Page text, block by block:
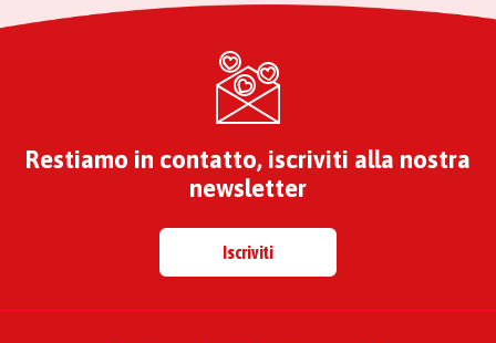
Restiamo in contatto, iscriviti alla nostra
newsletter
Iscriviti